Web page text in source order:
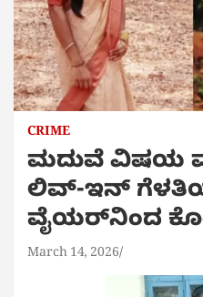
CRIME
ಮದುವೆ ವಿಷಯ
ಲಿವ್-ಇನ್
ವೈಯರ್‌ನಿಂದ
March 14, 2026